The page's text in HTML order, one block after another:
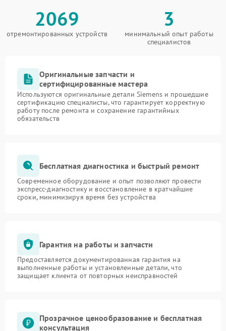
2069
отремонтированных устройств
3
минимальный опыт работы
специалистов
Оригинальные запчасти и
сертифицированные мастера
Используются оригинальные детали Siemens и прошедшие
сертификацию специалисты, что гарантирует корректную
работу после ремонта и сохранение гарантийных
обязательств
Бесплатная диагностика и быстрый ремонт
Современное оборудование и опыт позволяют провести
экспресс-диагностику и восстановление в кратчайшие
сроки, минимизируя время без устройства
Гарантия на работы и запчасти
Предоставляется документированная гарантия на
выполненные работы и установленные детали, что
защищает клиента от повторных неисправностей
Прозрачное ценообразование и бесплатная
консультация